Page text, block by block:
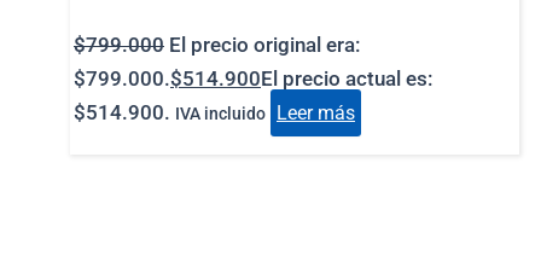
$799.000 El precio original era:
$799.000.$514.900El precio actual es:
$514.900. IVA incluido Leer más